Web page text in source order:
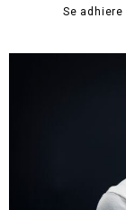
Se